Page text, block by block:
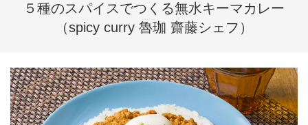
５種のスパイスでつくる無水キーマカレー
（spicy curry 魯珈 齋藤シェフ）